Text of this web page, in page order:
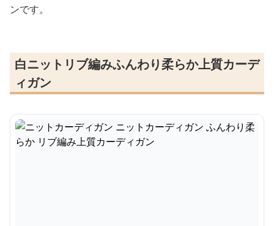
ンです。
白ニットリブ編みふんわり柔らか上質カーデ
ィガン